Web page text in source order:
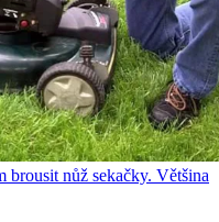
nůž sekačky. Většina